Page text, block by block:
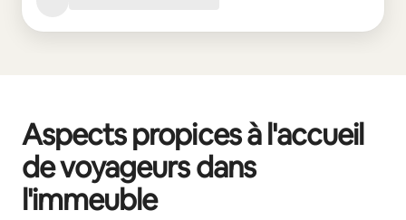
Aspects propices à l'accueil
de voyageurs dans
l'immeuble